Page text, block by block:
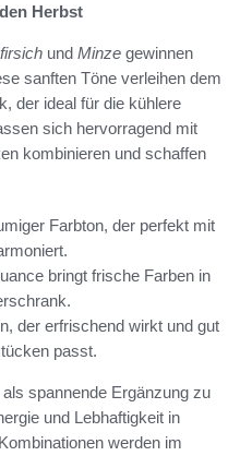
Herbst
und Minze gewinnen
sanften Töne verleihen dem
der ideal für die kühlere
sich hervorragend mit
kombinieren und schaffen
Farbton, der perfekt mit
bringt frische Farben in
der erfrischend wirkt und gut
passt.
spannende Ergänzung zu
und Lebhaftigkeit in
werden im